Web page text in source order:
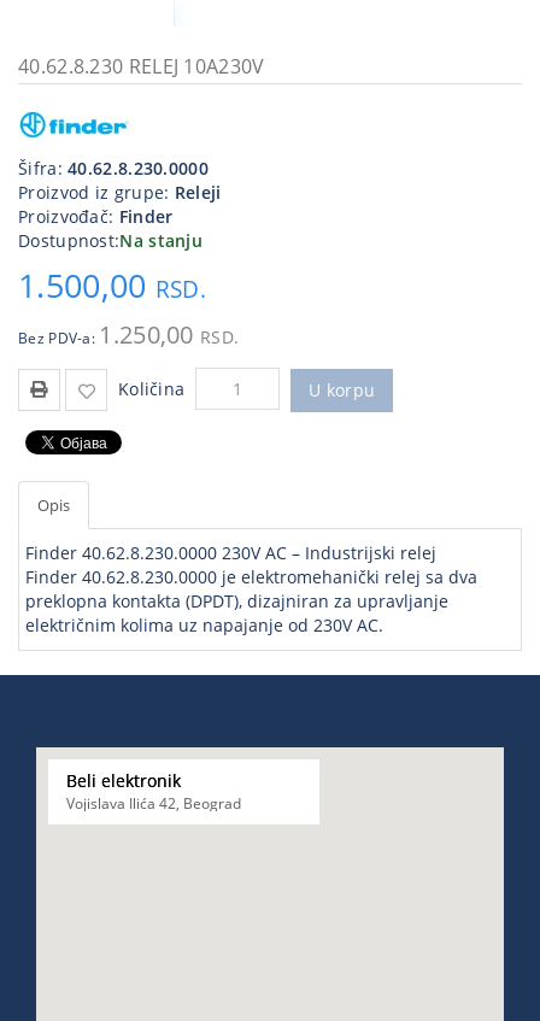
priključci
Kućna
tehnika
Poslovna
oprema,računari
Strujni
program
40.62.8.230 RELEJ 10A230V
Šifra:40.62.8.230.0000
Proizvod iz grupe: Releji
Proizvođač: Finder
Dostupnost:Na stanju
1.500,00 RSD.
Bez PDV-a: 1.250,00 RSD.
Količina U korpu
Opis
Finder 40.62.8.230.0000 230V AC – Industrijski relej
Finder 40.62.8.230.0000 je elektromehanički relej sa dva
preklopna kontakta (DPDT), dizajniran za upravljanje
električnim kolima uz napajanje od 230V AC.
Beli elektronik
Vojislava Ilića 42, Beograd